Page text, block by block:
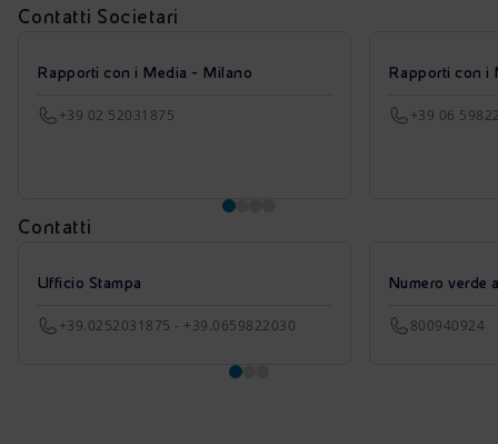
Contatti Societari
Rapporti con i Media - Milano
+39 02 52031875
Rapporti con i
+39 06
Contatti
Ufficio Stampa
+39.0252031875 - +39.0659822030
Numero verde
800940924